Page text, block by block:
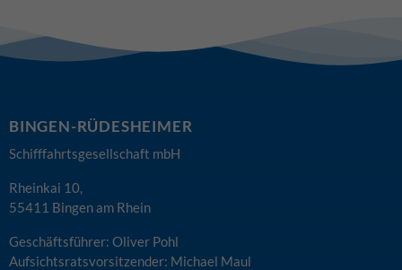
BINGEN-RÜDESHEIMER
Schifffahrtsgesellschaft mbH
Rheinkai 10,
55411 Bingen am Rhein
Geschäftsführer: Oliver Pohl
Aufsichtsratsvorsitzender: Michael Maul